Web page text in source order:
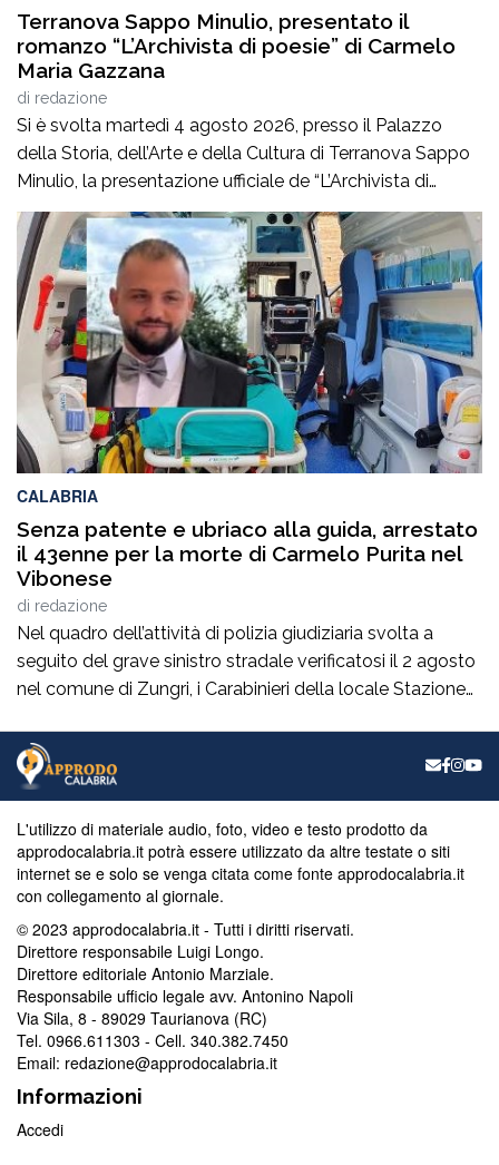
Terranova Sappo Minulio, presentato il
romanzo “L’Archivista di poesie” di Carmelo
Maria Gazzana
di redazione
Si è svolta martedì 4 agosto 2026, presso il Palazzo
della Storia, dell’Arte e della Cultura di Terranova Sappo
Minulio, la presentazione ufficiale de “L’Archivista di
poesie”, secondo romanzo del giovane scrittore Carmelo
Maria Gazzana.La serata ha rappresentato un
importante momento d’incontro tra letteratura, arte e
territorio, offrendo al pubblico l’opportunità di conoscere
più da […]
CALABRIA
Senza patente e ubriaco alla guida, arrestato
il 43enne per la morte di Carmelo Purita nel
Vibonese
di redazione
Nel quadro dell’attività di polizia giudiziaria svolta a
seguito del grave sinistro stradale verificatosi il 2 agosto
nel comune di Zungri, i Carabinieri della locale Stazione
43enne di nazionalità rumena, residente a Zungri. L’uomo
è ritenuto, allo stato degli accertamenti, responsabile del
reato di omicidio […]
L'utilizzo di materiale audio, foto, video e testo prodotto da
approdocalabria.it potrà essere utilizzato da altre testate o siti
internet se e solo se venga citata come fonte approdocalabria.it
con collegamento al giornale.
© 2023 approdocalabria.it - Tutti i diritti riservati.
Direttore responsabile Luigi Longo.
Direttore editoriale Antonio Marziale.
Responsabile ufficio legale avv. Antonino Napoli
Via Sila, 8 - 89029 Taurianova (RC)
Tel. 0966.611303 - Cell. 340.382.7450
Email: redazione@approdocalabria.it
Informazioni
Accedi